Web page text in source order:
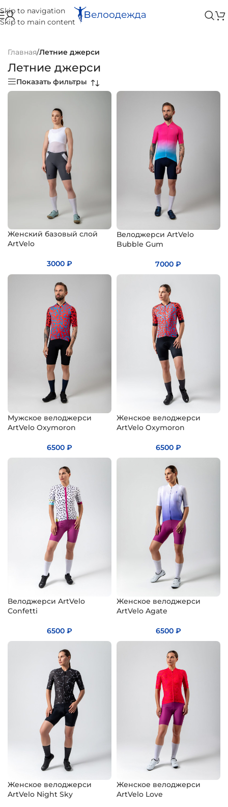
Skip to navigation
Skip to main content
Главная/Летние джерси
Летние джерси
Показать фильтры
Женский базовый слой
ArtVelo
3000 ₽
Велоджерси ArtVelo
Bubble Gum
7000₽
Мужское велоджерси
ArtVelo Oxymoron
6500 ₽
Женское велоджерси
ArtVelo Oxymoron
6500 ₽
Велоджерси ArtVelo
Confetti
6500 ₽
Женское велоджерси
ArtVelo Agate
6500 ₽
Женское велоджерси
ArtVelo Night Sky
Женское велоджерси
ArtVelo Love